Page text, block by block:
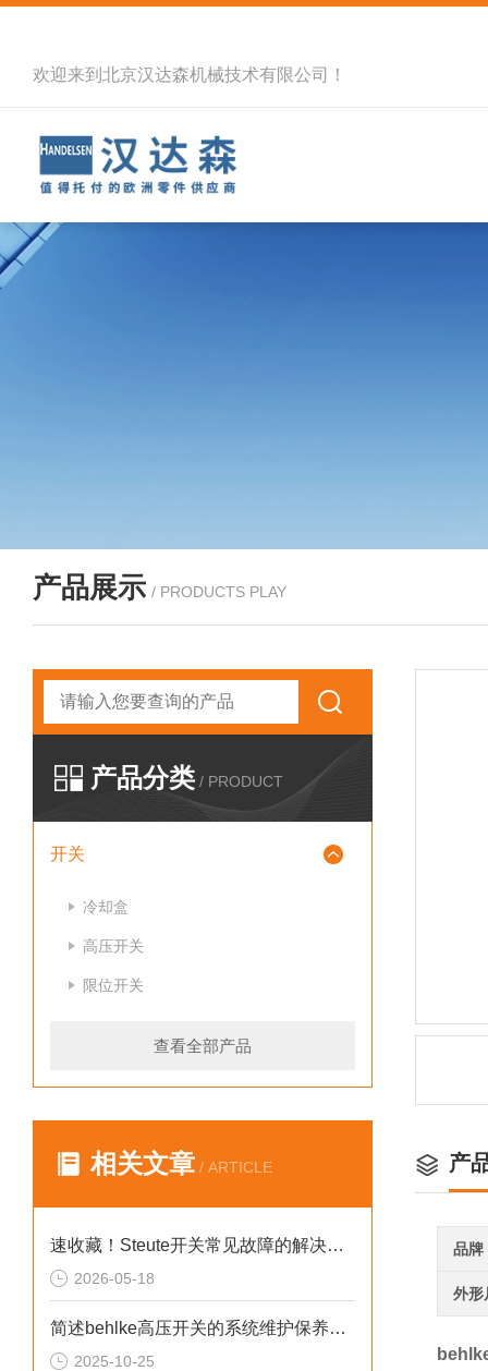
欢迎来到北京汉达森机械技术有限公司！
产品展示 / PRODUCTS PLAY
产品分类 / PRODUCT
开关
冷却盒
高压开关
限位开关
查看全部产品
相关文章 / ARTICLE
速收藏！Steute开关常见故障的解决方法分享
2026-05-18
简述behlke高压开关的系统维护保养方法
2025-10-25
产
品牌
外形